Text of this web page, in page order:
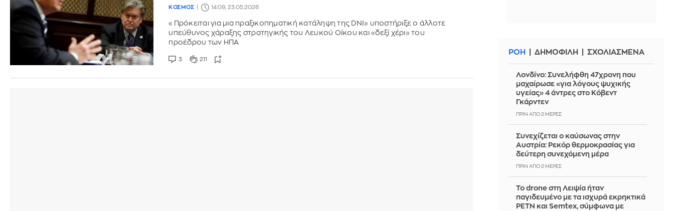
ΚΟΣΜΟΣ 14:09, 23.05.2026
«Πρόκειται για μια πραξικοπηματική κατάληψη της DNI» υποστήριξε ο άλλοτε
υπεύθυνος χάραξης στρατηγικής του Λευκού Οίκου και «δεξί χέρι» του
προέδρου των ΗΠΑ
3 211
ΡΟΗ ΔΗΜΟΦΙΛΗ ΣΧΟΛΙΑΣΜΕΝΑ
Λονδίνο: Συνελήφθη 47χρονη που
μαχαίρωσε «για λόγους ψυχικής
υγείας» 4 άντρες στο Κόβεντ
Γκάρντεν
ΠΡΙΝ ΑΠΌ 2 ΜΈΡΕΣ
Συνεχίζεται ο καύσωνας στην
Αυστρία: Ρεκόρ θερμοκρασίας για
δεύτερη συνεχόμενη μέρα
ΠΡΙΝ ΑΠΌ 2 ΜΈΡΕΣ
Το drone στη Λειψία ήταν
παγιδευμένο με τα ισχυρά εκρηκτικά
PETN και Semtex, σύμφωνα με